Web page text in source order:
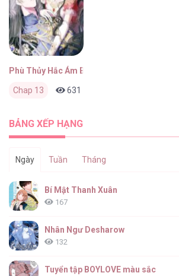
Phù Thủy Hắc Ám Buộc Trở Thành Phản Diện
Chap 13 631
BẢNG XẾP HẠNG
Ngày Tuần Tháng
Bí Mật Thanh Xuân
167
Nhân Ngư Desharow
132
Tuyển tập BOYLOVE màu sắc